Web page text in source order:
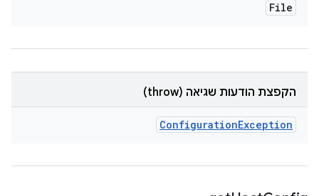
File
הקפצת הודעות שגיאה (throw)
ConfigurationException